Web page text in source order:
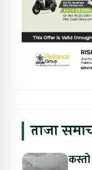
ताजा